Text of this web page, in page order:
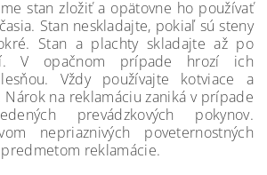
stan zložiť a opätovne ho používať
Stan neskladajte, pokiaľ sú steny
Stan a plachty skladajte až po
V opačnom prípade hrozí ich
Vždy používajte kotviace a
Nárok na reklamáciu zaniká v prípade
prevádzkových pokynov.
nepriaznivých poveternostných
reklamácie.